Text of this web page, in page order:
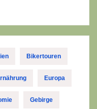
Bikertouren
Europa
Gebirge